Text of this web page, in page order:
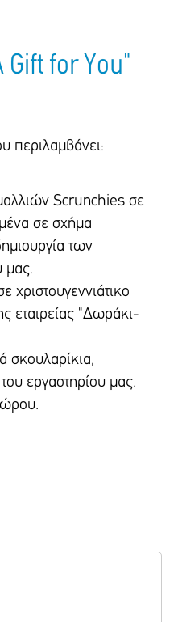
for You"
περιλαμβάνει:
Scrunchies σε
σε σχήμα
των
μας.
εταιρείας "Δωράκι-
σκουλαρίκια,
εργαστηρίου μας.